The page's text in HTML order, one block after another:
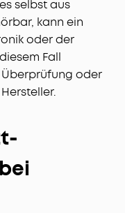
selbst aus
kann ein
oder der
Fall
oder